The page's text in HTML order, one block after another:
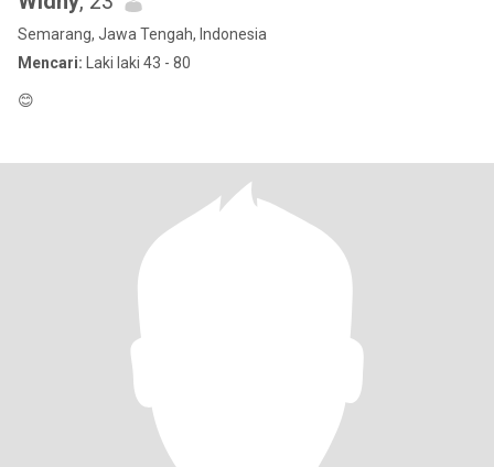
Semarang, Jawa Tengah, Indonesia
Mencari: Laki laki 43 - 80
😊